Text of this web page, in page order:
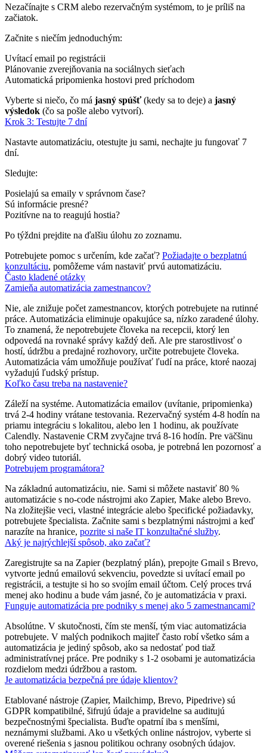
Nezačínajte s CRM alebo rezervačným systémom, to je príliš na
začiatok.
Začnite s niečím jednoduchým:
Uvítací email po registrácii
Plánovanie zverejňovania na sociálnych sieťach
Automatická pripomienka hostovi pred príchodom
Vyberte si niečo, čo má jasný spúšť(kedy sa to deje) a jasný
výsledok (čo sa pošle alebo vytvorí).
Krok 3: Testujte 7 dní
Nastavte automatizáciu, otestujte ju sami, nechajte ju fungovať 7
dní.
Sledujte:
Posielajú sa emaily v správnom čase?
Sú informácie presné?
Pozitívne na to reagujú hostia?
Po týždni prejdite na ďalšiu úlohu zo zoznamu.
Potrebujete pomoc s určením, kde začať? Požiadajte o bezplatnú
konzultáciu, pomôžeme vám nastaviť prvú automatizáciu.
Často kladené otázky
Zamieňa automatizácia zamestnancov?
Nie, ale znižuje počet zamestnancov, ktorých potrebujete na rutinné
práce. Automatizácia eliminuje opakujúce sa, nízko zaradené úlohy.
To znamená, že nepotrebujete človeka na recepcii, ktorý len
odpovedá na rovnaké správy každý deň. Ale pre starostlivosť o
hostí, údržbu a predajné rozhovory, určite potrebujete človeka.
Automatizácia vám umožňuje používať ľudí na práce, ktoré naozaj
vyžadujú ľudský prístup.
Koľko času treba na nastavenie?
Záleží na systéme. Automatizácia emailov (uvítanie, pripomienka)
trvá 2-4 hodiny vrátane testovania. Rezervačný systém 4-8 hodín na
priamu integráciu s lokalitou, alebo len 1 hodinu, ak používate
Calendly. Nastavenie CRM zvyčajne trvá 8-16 hodín. Pre väčšinu
toho nepotrebujete byť technická osoba, je potrebná len pozornosť a
dobrý video tutoriál.
Potrebujem programátora?
Na základnú automatizáciu, nie. Sami si môžete nastaviť 80 %
automatizácie s no-code nástrojmi ako Zapier, Make alebo Brevo.
Na zložitejšie veci, vlastné integrácie alebo špecifické požiadavky,
potrebujete špecialista. Začnite sami s bezplatnými nástrojmi a keď
narazíte na hranice, pozrite si naše IT konzultačné služby.
Aký je najrýchlejší spôsob, ako začať?
Zaregistrujte sa na Zapier (bezplatný plán), prepojte Gmail s Brevo,
vytvorte jednú emailovú sekvenciu, povedzte si uvítací email po
registrácii, a testujte si ho so svojím email účtom. Celý proces trvá
menej ako hodinu a bude vám jasné, čo je automatizácia v praxi.
Funguje automatizácia pre podniky s menej ako 5 zamestnancami?
Absolútne. V skutočnosti, čím ste menší, tým viac automatizácia
potrebujete. V malých podnikoch majiteľ často robí všetko sám a
automatizácia je jediný spôsob, ako sa nedostať pod tiaž
administratívnej práce. Pre podniky s 1-2 osobami je automatizácia
rozdielom medzi údržbou a rastom.
Je automatizácia bezpečná pre údaje klientov?
Etablované nástroje (Zapier, Mailchimp, Brevo, Pipedrive) sú
GDPR kompatibilné, šifrujú údaje a pravidelne sa auditujú
bezpečnostnými špecialista. Buďte opatrní iba s menšími,
neznámymi službami. Ako u všetkých online nástrojov, vyberte si
overené riešenia s jasnou politikou ochrany osobných údajov.